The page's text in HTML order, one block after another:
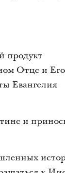
продукт
Отце и Его
Евангелия
и